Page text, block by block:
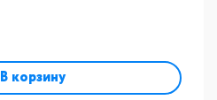
В корзину